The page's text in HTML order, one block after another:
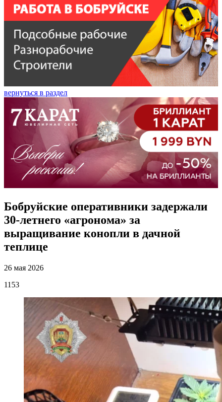
вернуться в раздел
Бобруйские оперативники задержали
30-летнего «агронома» за
выращивание конопли в дачной
теплице
26 мая 2026
1153